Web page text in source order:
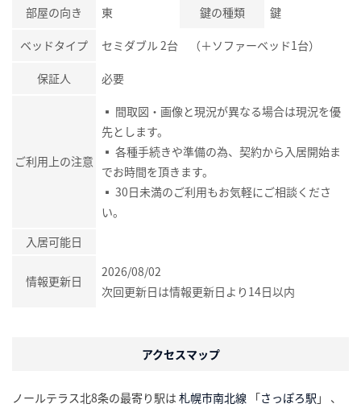
部屋の向き 東 鍵の種類 鍵
ベッドタイプ セミダブル 2台 （＋ソファーベッド1台）
保証人 必要
ご利用上の注意
▪ 間取図・画像と現況が異なる場合は現況を優
先とします。
▪ 各種手続きや準備の為、契約から入居開始ま
でお時間を頂きます。
▪ 30日未満のご利用もお気軽にご相談くださ
い。
入居可能日
情報更新日
2026/08/02
次回更新日は情報更新日より14日以内
アクセスマップ
ノールテラス北8条の最寄り駅は 札幌市南北線 「さっぽろ駅 」 、